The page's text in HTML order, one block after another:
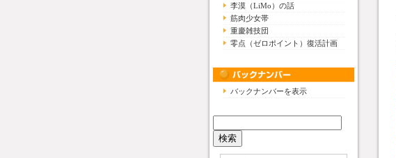
李漠（LiMo）の話
筋肉少女帯
重慶雑技団
零点（ゼロポイント）復活計画
バックナンバーを表示